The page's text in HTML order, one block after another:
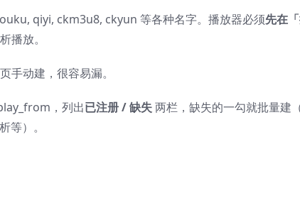
qiyi, ckm3u8, ckyun 等各种名字。播放器必须先在
播放。
手动建，很容易漏。
，列出已注册 / 缺失两栏，缺失的一勾就批量建
）。